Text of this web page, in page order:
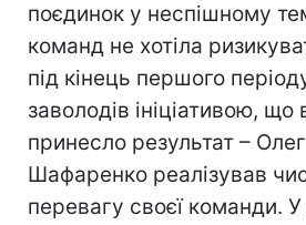
поєдинок у неспішному
команд не хотіла
під кінець першого
заволодів ініціативою, що
принесло результат – Олег
Шафаренко реалізував
перевагу своєї команди.